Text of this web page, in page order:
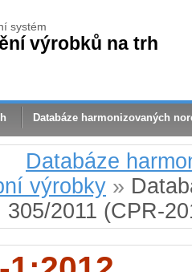
systém
výrobků na trh
Databáze harmonizovaných
Databáze
výrobky »
2011 (CPR-